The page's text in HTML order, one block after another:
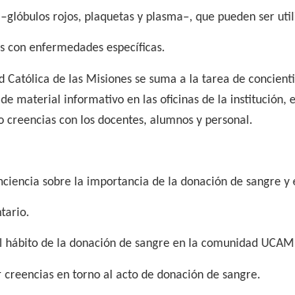
rojos, plaquetas y plasma–, que pueden ser
con enfermedades específicas.
Católica de las Misiones se suma a la tarea de
material informativo en las oficinas de la institución,
creencias con los docentes, alumnos y personal.
sobre la importancia de la donación de sangre y
hábito de la donación de sangre en la comunidad
creencias en torno al acto de donación de sangre.